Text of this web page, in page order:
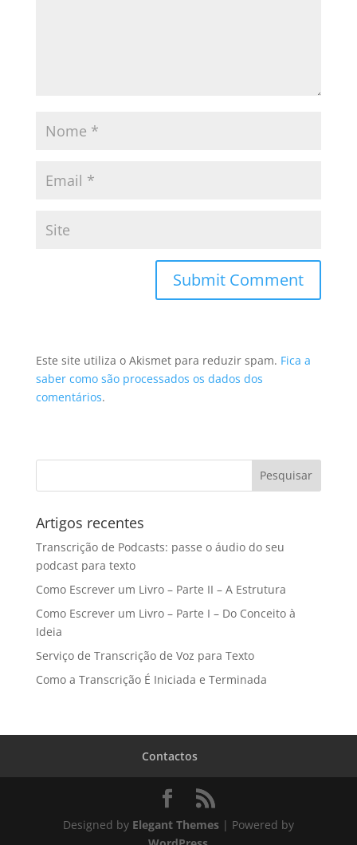
Este site utiliza o Akismet para reduzir spam. Fica a
saber como são processados os dados dos
comentários.
Artigos recentes
Transcrição de Podcasts: passe o áudio do seu
podcast para texto
Como Escrever um Livro – Parte II – A Estrutura
Como Escrever um Livro – Parte I – Do Conceito à
Ideia
Serviço de Transcrição de Voz para Texto
Como a Transcrição É Iniciada e Terminada
Contactos
Designed by Elegant Themes| Powered by